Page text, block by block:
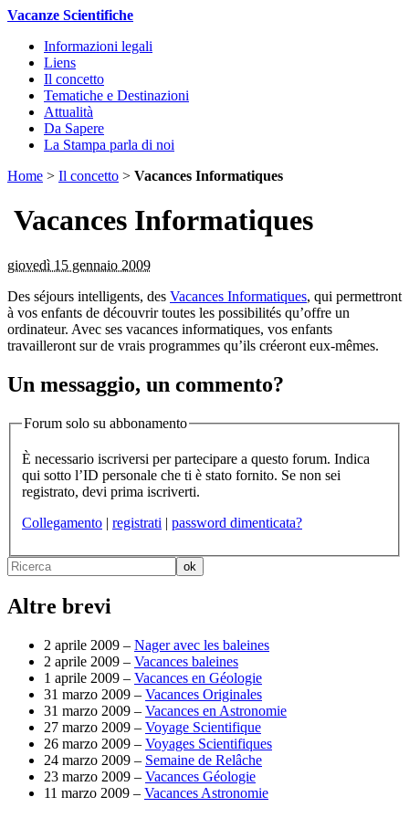
Vacanze Scientifiche
Informazioni legali
Liens
Il concetto
Tematiche e Destinazioni
Attualità
Da Sapere
La Stampa parla di noi
Home > Il concetto > Vacances Informatiques
Vacances Informatiques
giovedì 15 gennaio 2009
Des séjours intelligents, des Vacances Informatiques, qui permettront
à vos enfants de découvrir toutes les possibilités qu’offre un
ordinateur. Avec ses vacances informatiques, vos enfants
travailleront sur de vrais programmes qu’ils créeront eux-mêmes.
Un messaggio, un commento?
Forum solo su abbonamento
È necessario iscriversi per partecipare a questo forum. Indica
qui sotto l’ID personale che ti è stato fornito. Se non sei
registrato, devi prima iscriverti.
Collegamento | registrati | password dimenticata?
Altre brevi
2 aprile 2009 – Nager avec les baleines
2 aprile 2009 – Vacances baleines
1 aprile 2009 – Vacances en Géologie
31 marzo 2009 – Vacances Originales
31 marzo 2009 – Vacances en Astronomie
27 marzo 2009 – Voyage Scientifique
26 marzo 2009 – Voyages Scientifiques
24 marzo 2009 – Semaine de Relâche
23 marzo 2009 – Vacances Géologie
11 marzo 2009 – Vacances Astronomie